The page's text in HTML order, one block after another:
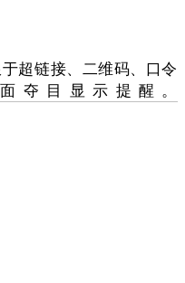
超链接、二维码、口令
夺目显示提醒。